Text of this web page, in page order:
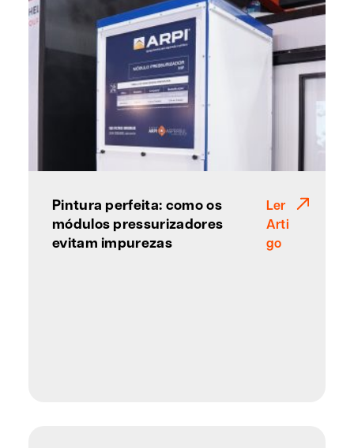
Pintura perfeita: como os
módulos pressurizadores
evitam impurezas
Ler
Arti
go